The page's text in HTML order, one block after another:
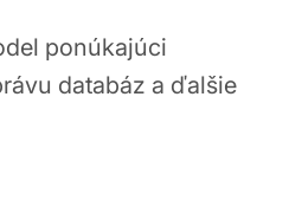
ponúkajúci
databáz a ďalšie